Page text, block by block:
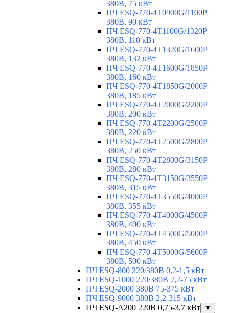
380В, 75 кВт
ПЧ ESQ-770-4T0900G/1100P
380В, 90 кВт
ПЧ ESQ-770-4T1100G/1320P
380В, 110 кВт
ПЧ ESQ-770-4T1320G/1600P
380В, 132 кВт
ПЧ ESQ-770-4T1600G/1850P
380В, 160 кВт
ПЧ ESQ-770-4T1850G/2000P
380В, 185 кВт
ПЧ ESQ-770-4T2000G/2200P
380В, 200 кВт
ПЧ ESQ-770-4T2200G/2500P
380В, 220 кВт
ПЧ ESQ-770-4T2500G/2800P
380В, 250 кВт
ПЧ ESQ-770-4T2800G/3150P
380В, 280 кВт
ПЧ ESQ-770-4T3150G/3550P
380В, 315 кВт
ПЧ ESQ-770-4T3550G/4000P
380В, 355 кВт
ПЧ ESQ-770-4T4000G/4500P
380В, 400 кВт
ПЧ ESQ-770-4T4500G/5000P
380В, 450 кВт
ПЧ ESQ-770-4T5000G/5600P
380В, 500 кВт
ПЧ ESQ-800 220/380В 0,2-1,5 кВт
ПЧ ESQ-1000 220/380В 2,2-75 кВт
ПЧ ESQ-2000 380В 75-375 кВт
ПЧ ESQ-9000 380В 2,2-315 кВт
ПЧ ESQ-A200 220В 0,75-3,7 кВт
▼